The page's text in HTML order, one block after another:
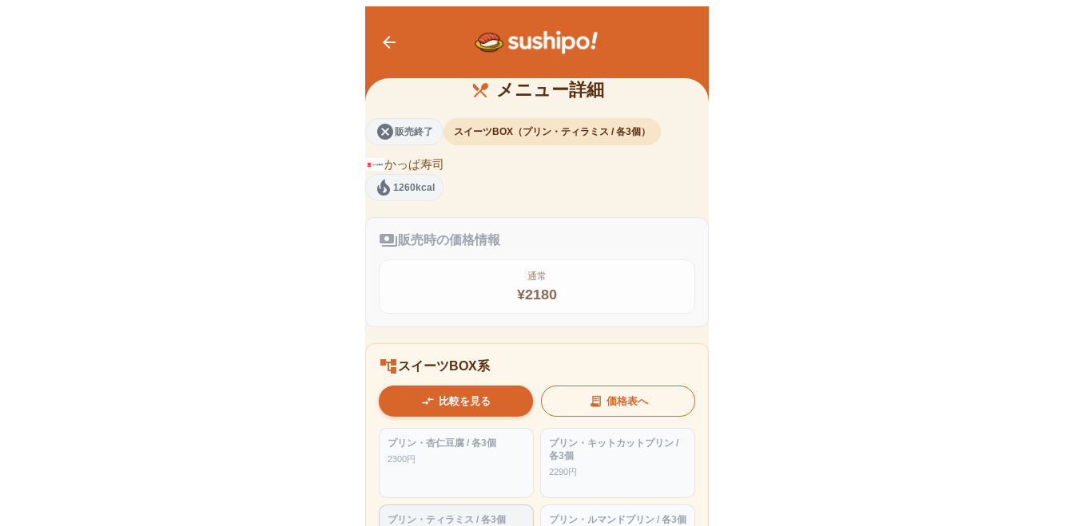
arrow_back
restaurant_menu メニュー詳細
お持ち帰り用 プレミアムスイーツＢ
ＯＸ プリン・新とろ生ティラミス 各
３個
cancel 販売終了 スイーツBOX（プリン・ティラミス / 各3個）
かっぱ寿司
local_fire_department 1260kcal
payments販売時の価格情報
通常
¥2180
account_tree スイーツBOX系
compare_arrows 比較を見る receipt_long 価格表へ
プリン・杏仁豆腐 / 各3個
2300円
プリン・キットカットプリン /
各3個
2290円
プリン・ティラミス / 各3個 プリン・ルマンドプリン / 各3個